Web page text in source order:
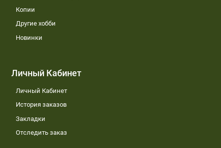
Копии
Другие хобби
Новинки
Личный Кабинет
Личный Кабинет
История заказов
Закладки
Отследить заказ